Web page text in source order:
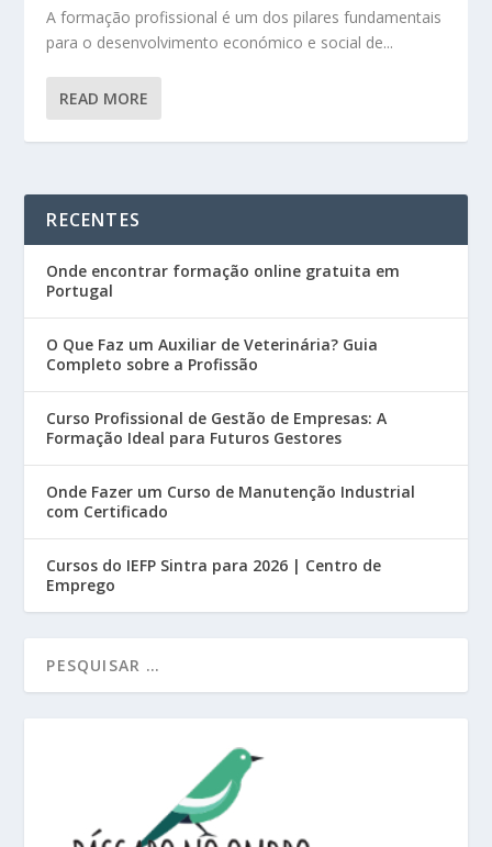
A formação profissional é um dos pilares fundamentais
para o desenvolvimento económico e social de...
READ MORE
RECENTES
Onde encontrar formação online gratuita em
Portugal
O Que Faz um Auxiliar de Veterinária? Guia
Completo sobre a Profissão
Curso Profissional de Gestão de Empresas: A
Formação Ideal para Futuros Gestores
Onde Fazer um Curso de Manutenção Industrial
com Certificado
Cursos do IEFP Sintra para 2026 | Centro de
Emprego